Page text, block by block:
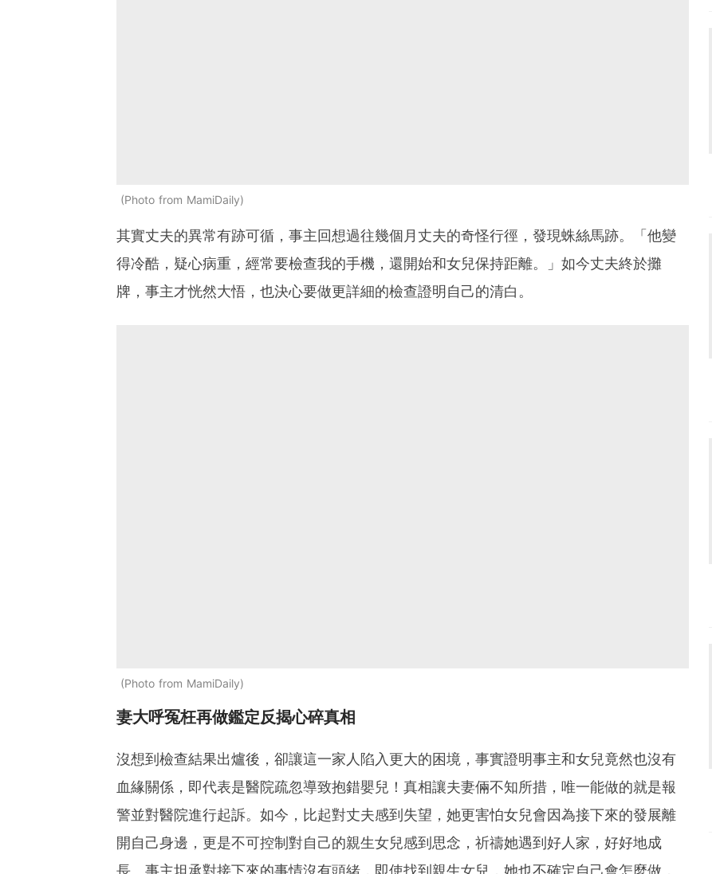
Photo from MamiDaily
其實丈夫的異常有跡可循，事主回想過往幾個月丈夫的奇怪行徑，發現蛛絲馬跡。「他變
得冷酷，疑心病重，經常要檢查我的手機，還開始和女兒保持距離。」如今丈夫終於攤
牌，事主才恍然大悟，也決心要做更詳細的檢查證明自己的清白。
Photo from MamiDaily
妻大呼冤枉再做鑑定反揭心碎真相
沒想到檢查結果出爐後，卻讓這一家人陷入更大的困境，事實證明事主和女兒竟然也沒有
血緣關係，即代表是醫院疏忽導致抱錯嬰兒！真相讓夫妻倆不知所措，唯一能做的就是報
警並對醫院進行起訴。如今，比起對丈夫感到失望，她更害怕女兒會因為接下來的發展離
開自己身邊，更是不可控制對自己的親生女兒感到思念，祈禱她遇到好人家，好好地成
長。事主坦承對接下來的事情沒有頭緒，即使找到親生女兒，她也不確定自己會怎麼做，